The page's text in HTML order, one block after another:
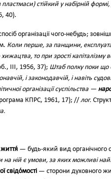
стійкий у набірній
40).
організації чого-небудь;
Коли перше, за панщини,
то при зрості
III, 1956, 37); Штаб полку поки що
і законодавчій, і навіть
організації суспільства —
КПРС, 1961, 17); // лог.
— будь-який вид органічного
на ній є умови, за яких можливі
свідо́мості — сторони духовного